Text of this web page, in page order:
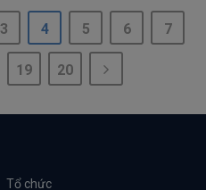
3 4 5 6 7
19 20
Tổ chức